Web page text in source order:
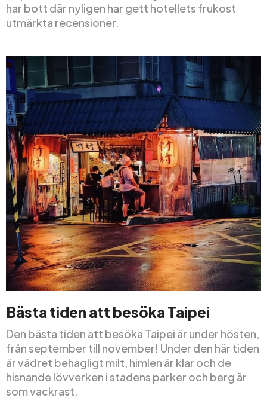
har bott där nyligen har gett hotellets frukost
utmärkta recensioner.
Bästa tiden att besöka Taipei
Den bästa tiden att besöka Taipei är under hösten,
från september till november! Under den här tiden
är vädret behagligt milt, himlen är klar och de
hisnande lövverken i stadens parker och berg är
som vackrast.